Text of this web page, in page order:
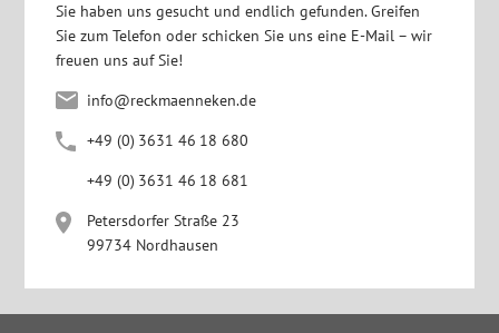
Sie haben uns gesucht und endlich gefunden. Greifen
Sie zum Telefon oder schicken Sie uns eine E-Mail – wir
freuen uns auf Sie!
info@reckmaenneken.de
+49 (0) 3631 46 18 680
+49 (0) 3631 46 18 681
Petersdorfer Straße 23
99734 Nordhausen